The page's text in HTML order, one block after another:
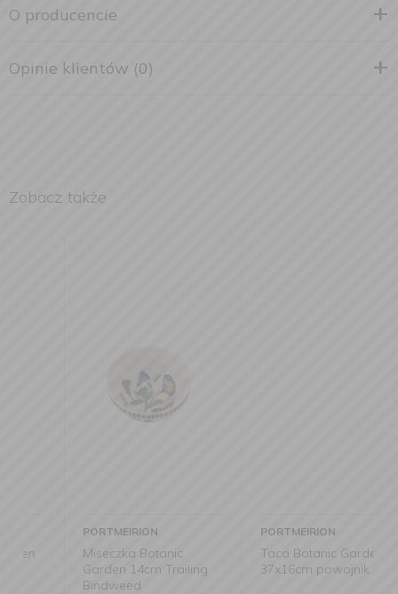
O producencie
Opinie klientów (0)
Zobacz także
PORTMEIRION
Miseczka Botanic
Garden 14cm Trailing
Bindweed
PORTMEIRION
Taca Botanic Garden
37x16cm powojnik